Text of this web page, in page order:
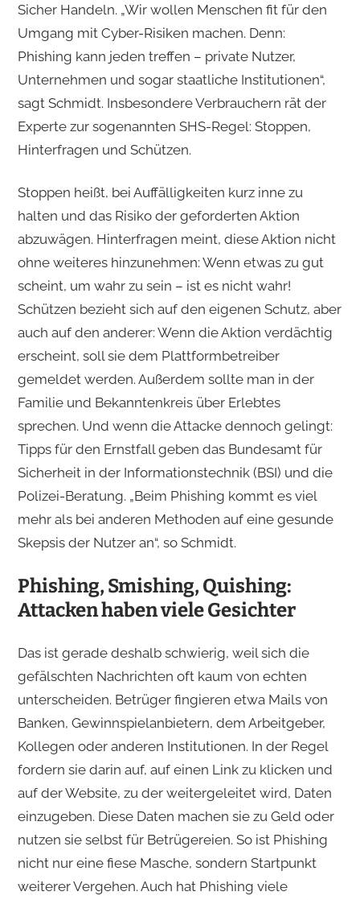
Sicher Handeln. „Wir wollen Menschen fit für den
Umgang mit Cyber-Risiken machen. Denn:
Phishing kann jeden treffen – private Nutzer,
Unternehmen und sogar staatliche Institutionen“,
sagt Schmidt. Insbesondere Verbrauchern rät der
Experte zur sogenannten SHS-Regel: Stoppen,
Hinterfragen und Schützen.
Stoppen heißt, bei Auffälligkeiten kurz inne zu
halten und das Risiko der geforderten Aktion
abzuwägen. Hinterfragen meint, diese Aktion nicht
ohne weiteres hinzunehmen: Wenn etwas zu gut
scheint, um wahr zu sein – ist es nicht wahr!
Schützen bezieht sich auf den eigenen Schutz, aber
auch auf den anderer: Wenn die Aktion verdächtig
erscheint, soll sie dem Plattformbetreiber
gemeldet werden. Außerdem sollte man in der
Familie und Bekanntenkreis über Erlebtes
sprechen. Und wenn die Attacke dennoch gelingt:
Tipps für den Ernstfall geben das Bundesamt für
Sicherheit in der Informationstechnik (BSI) und die
Polizei-Beratung. „Beim Phishing kommt es viel
mehr als bei anderen Methoden auf eine gesunde
Skepsis der Nutzer an“, so Schmidt.
Phishing, Smishing, Quishing:
Attacken haben viele Gesichter
Das ist gerade deshalb schwierig, weil sich die
gefälschten Nachrichten oft kaum von echten
unterscheiden. Betrüger fingieren etwa Mails von
Banken, Gewinnspielanbietern, dem Arbeitgeber,
Kollegen oder anderen Institutionen. In der Regel
fordern sie darin auf, auf einen Link zu klicken und
auf der Website, zu der weitergeleitet wird, Daten
einzugeben. Diese Daten machen sie zu Geld oder
nutzen sie selbst für Betrügereien. So ist Phishing
nicht nur eine fiese Masche, sondern Startpunkt
weiterer Vergehen. Auch hat Phishing viele